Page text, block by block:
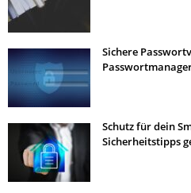
Sichere
Schutz für dein
Sicherheitstipps